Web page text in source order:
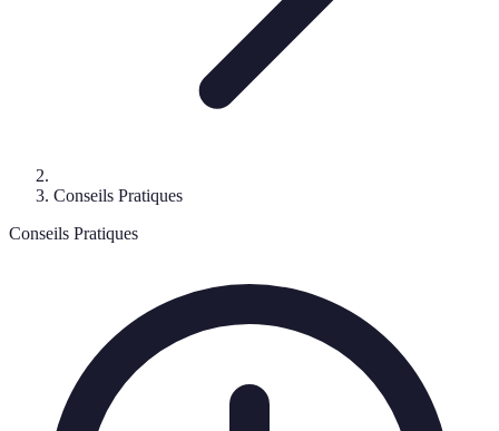
Conseils Pratiques
Conseils Pratiques